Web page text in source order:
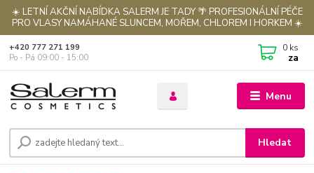
☀️ LETNÍ AKČNÍ NABÍDKA SALERM JE TADY 🌴 PROFESIONÁLNÍ PÉČE
PRO VLASY NAMÁHANÉ SLUNCEM, MOŘEM, CHLOREM I HORKEM ☀️
Menu
Hledat
+420 777 271 199
Po - Pá 09:00 - 15:00
0 ks
za